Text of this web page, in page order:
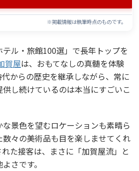
※掲載情報は執筆時点のものです。
テル・旅館100選」で長年トップを
賀屋は、おもてなしの真髄を体験
からの歴史を継承しながら、常に
し続けているのは本当にすごいこ
景色を望むロケーションも素晴ら
数々の美術品も目を楽しませてくれ
た接客は、まさに「加賀屋流」と
さです。